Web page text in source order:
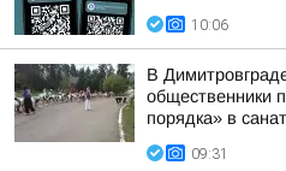
10:06
В
общественники
порядка» в
09:31